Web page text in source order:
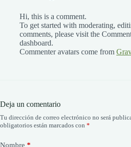
Hi, this is a comment.
To get started with moderating,
comments, please visit the
dashboard.
Commenter avatars come from
Deja un comentario
Tu dirección de correo electrónico no será
obligatorios están marcados con *
Nombre *